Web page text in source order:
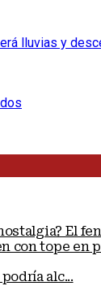
lluvias y
El
con tope en
alc...